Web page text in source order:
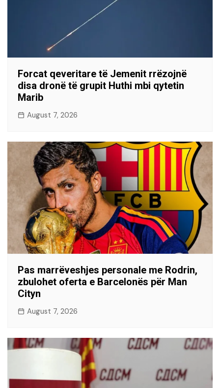
Forcat qeveritare të Jemenit rrëzojnë
disa dronë të grupit Huthi mbi qytetin
Marib
August 7, 2026
Pas marrëveshjes personale me Rodrin,
zbulohet oferta e Barcelonës për Man
Cityn
August 7, 2026